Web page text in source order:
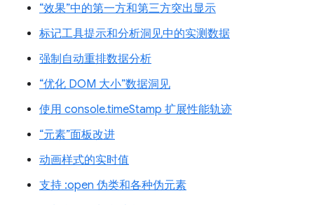
“效果”中的第一方和第三方突出显示
标记工具提示和分析洞见中的实测数据
强制自动重排数据分析
“优化 DOM 大小”数据洞见
使用 console.timeStamp 扩展性能轨迹
“元素”面板改进
动画样式的实时值
支持 :open 伪类和各种伪元素